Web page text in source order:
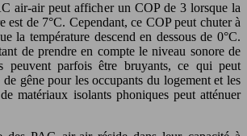
air-air peut afficher un COP de 3 lorsque la
est de 7°C. Cependant, ce COP peut chuter à
la température descend en dessous de 0°C.
de prendre en compte le niveau sonore de
peuvent parfois être bruyants, ce qui peut
gêne pour les occupants du logement et les
matériaux isolants phoniques peut atténuer